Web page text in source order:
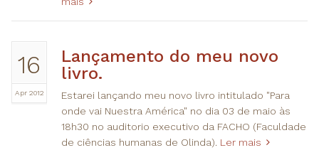
16
Apr 2012
Lançamento do meu novo
livro.
Estarei lançando meu novo livro intitulado "Para
onde vai Nuestra América" no dia 03 de maio às
18h30 no auditorio executivo da FACHO (Faculdade
de ciências humanas de Olinda). Ler mais